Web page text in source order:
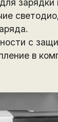
зарядки
с
в